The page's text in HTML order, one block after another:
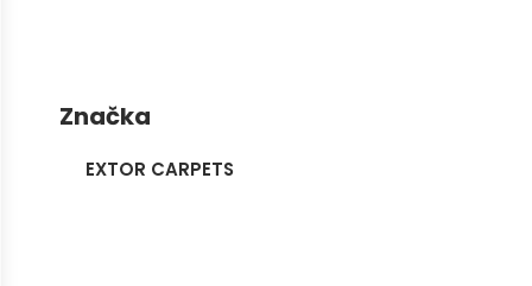
Značka
EXTOR CARPETS